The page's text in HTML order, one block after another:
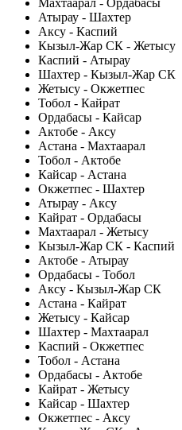
Махтаарал - Ордабасы
Атырау - Шахтер
Аксу - Каспий
Кызыл-Жар СК - Жетысу
Каспий - Атырау
Шахтер - Кызыл-Жар СК
Жетысу - Окжетпес
Тобол - Кайрат
Ордабасы - Кайсар
Актобе - Аксу
Астана - Махтаарал
Тобол - Актобе
Кайсар - Астана
Окжетпес - Шахтер
Атырау - Аксу
Кайрат - Ордабасы
Махтаарал - Жетысу
Кызыл-Жар СК - Каспий
Актобе - Атырау
Ордабасы - Тобол
Аксу - Кызыл-Жар СК
Астана - Кайрат
Жетысу - Кайсар
Шахтер - Махтаарал
Каспий - Окжетпес
Тобол - Астана
Ордабасы - Актобе
Кайрат - Жетысу
Кайсар - Шахтер
Окжетпес - Аксу